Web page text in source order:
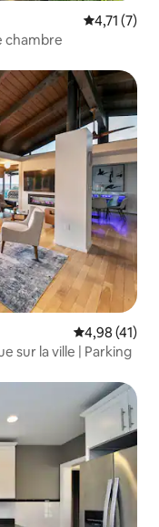
Évaluation
4,71 (7)
chambre
Évaluation
4,98 (41)
sur la ville | Parking